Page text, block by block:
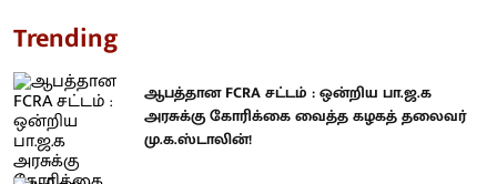
Trending
ஆபத்தான FCRA சட்டம் : ஒன்றிய பா.ஜ.க
அரசுக்கு கோரிக்கை வைத்த கழகத் தலைவர்
மு.க.ஸ்டாலின்!